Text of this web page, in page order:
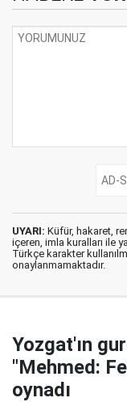
UYARI: Küfür, hakaret,
içeren, imla kuralları ile
Türkçe karakter
onaylanmamaktadır.
Yozgat'ın
"Mehmed:
oynadı